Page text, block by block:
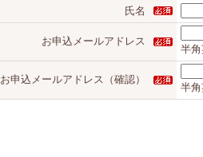
氏名
お申込メールアドレス
半
お申込メールアドレス（確認）
半